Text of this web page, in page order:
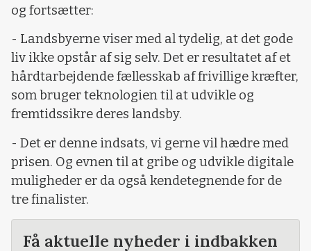
og fortsætter:
- Landsbyerne viser med al tydelig, at det gode
liv ikke opstår af sig selv. Det er resultatet af et
hårdtarbejdende fællesskab af frivillige kræfter,
som bruger teknologien til at udvikle og
fremtidssikre deres landsby.
- Det er denne indsats, vi gerne vil hædre med
prisen. Og evnen til at gribe og udvikle digitale
muligheder er da også kendetegnende for de
tre finalister.
Få aktuelle nyheder i indbakken